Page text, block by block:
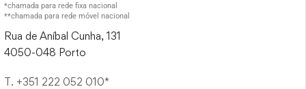
*chamada para rede fixa nacional
**chamada para rede móvel nacional
Rua de Aníbal Cunha, 131
4050-048 Porto
T. +351 222 052 010*